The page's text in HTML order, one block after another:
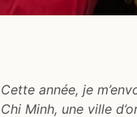
Cette année, je
Chi Minh, une ville